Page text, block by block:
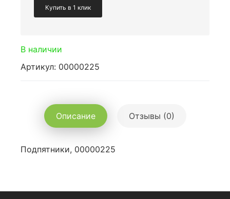
Купить в 1 клик
В наличии
Артикул: 00000225
Описание Отзывы (0)
Подпятники, 00000225